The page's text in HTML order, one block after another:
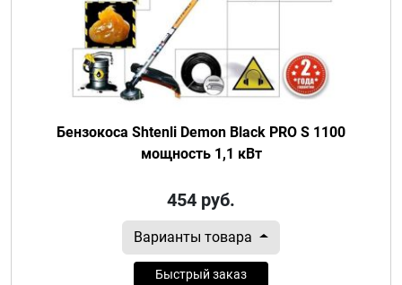
Бензокоса Shtenli Demon Black PRO S 1100
мощность 1,1 кВт
454 руб.
Варианты товара
Быстрый заказ